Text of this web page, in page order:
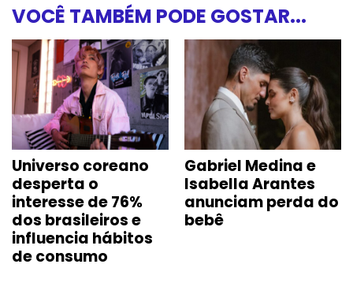
VOCÊ TAMBÉM PODE GOSTAR...
Universo coreano
desperta o
interesse de 76%
dos brasileiros e
influencia hábitos
de consumo
Gabriel Medina e
Isabella Arantes
anunciam perda do
bebê